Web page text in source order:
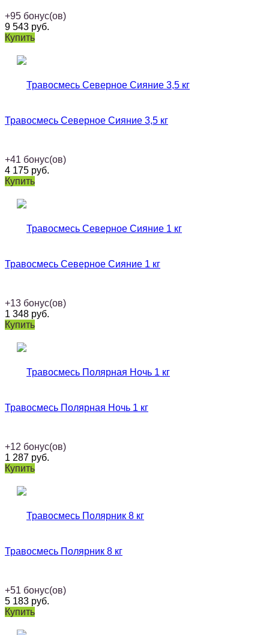
+95 бонус(ов)
9 543 руб.
Купить
Травосмесь Северное Сияние 3,5 кг
+41 бонус(ов)
4 175 руб.
Купить
Травосмесь Северное Сияние 1 кг
+13 бонус(ов)
1 348 руб.
Купить
Травосмесь Полярная Ночь 1 кг
+12 бонус(ов)
1 287 руб.
Купить
Травосмесь Полярник 8 кг
+51 бонус(ов)
5 183 руб.
Купить